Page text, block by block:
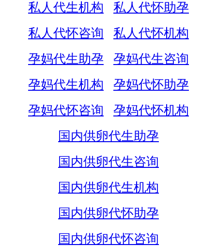
私人代生机构
私人代怀助孕
私人代怀咨询
私人代怀机构
孕妈代生助孕
孕妈代生咨询
孕妈代生机构
孕妈代怀助孕
孕妈代怀咨询
孕妈代怀机构
国内供卵代生助孕
国内供卵代生咨询
国内供卵代生机构
国内供卵代怀助孕
国内供卵代怀咨询